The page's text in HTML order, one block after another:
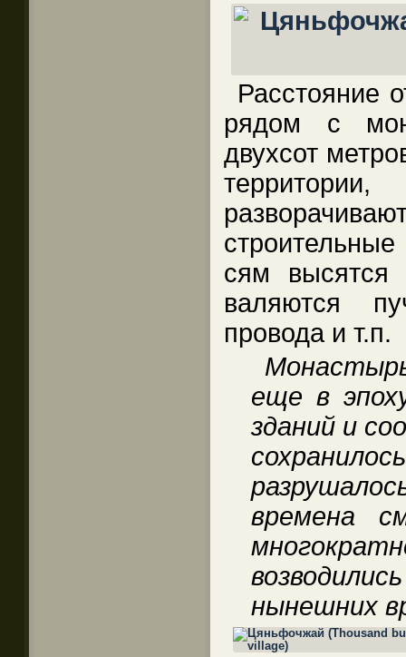
Расстояние
рядом с
двухсот
сям высятся
валяются
провода и т.п.
еще в
зданий и
времена
нынешних